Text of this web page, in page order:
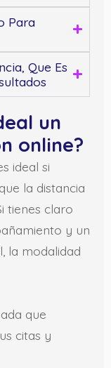
Para
Que Es
un
online?
ideal si
la distancia
tienes claro
y un
la modalidad
que
citas y